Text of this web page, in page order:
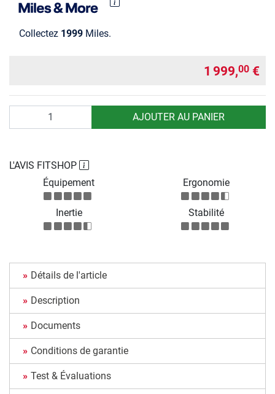
Collectez 1999 Miles.
1 999,00 €
AJOUTER AU PANIER
L'AVIS FITSHOP
Équipement
Ergonomie
Inertie Stabilité
Détails de l'article
Description
Documents
Conditions de garantie
Test & Évaluations